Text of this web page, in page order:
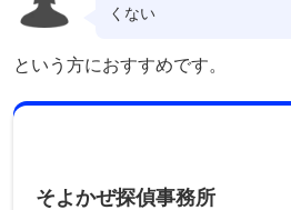
くない
という方におすすめです。
そよかぜ探偵事務所